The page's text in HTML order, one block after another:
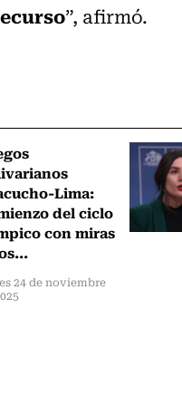
”, afirmó.
Lima:
del ciclo
con miras
24 de noviembre